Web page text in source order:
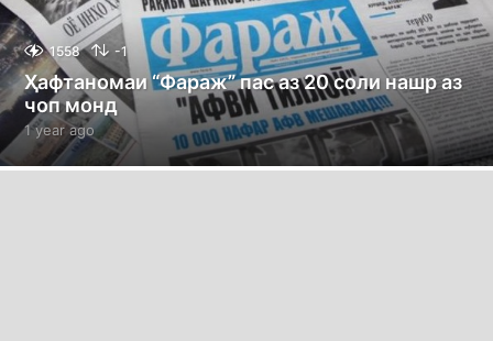
1558 -1
Ҳафтаномаи “Фараж” пас аз 20 соли нашр аз
чоп монд
1 year ago1
e